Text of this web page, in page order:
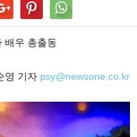
배우 총출동
영 기자 psy@newsone.co.kr